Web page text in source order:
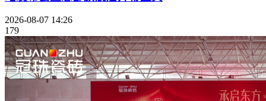
2026-08-07 14:26
179